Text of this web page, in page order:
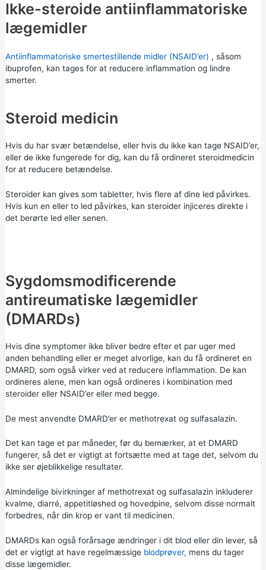
Ikke-steroide antiinflammatoriske
lægemidler
Antiinflammatoriske smertestillende midler (NSAID’er) , såsom
ibuprofen, kan tages for at reducere inflammation og lindre
smerter.
Steroid medicin
Hvis du har svær betændelse, eller hvis du ikke kan tage NSAID’er,
eller de ikke fungerede for dig, kan du få ordineret steroidmedicin
for at reducere betændelse.
Steroider kan gives som tabletter, hvis flere af dine led påvirkes.
Hvis kun en eller to led påvirkes, kan steroider injiceres direkte i
det berørte led eller senen.
Sygdomsmodificerende
antireumatiske lægemidler
(DMARDs)
Hvis dine symptomer ikke bliver bedre efter et par uger med
anden behandling eller er meget alvorlige, kan du få ordineret en
DMARD, som også virker ved at reducere inflammation. De kan
ordineres alene, men kan også ordineres i kombination med
steroider eller NSAID’er eller med begge.
De mest anvendte DMARD’er er methotrexat og sulfasalazin.
Det kan tage et par måneder, før du bemærker, at et DMARD
fungerer, så det er vigtigt at fortsætte med at tage det, selvom du
ikke ser øjeblikkelige resultater.
Almindelige bivirkninger af methotrexat og sulfasalazin inkluderer
kvalme, diarré, appetitløshed og hovedpine, selvom disse normalt
forbedres, når din krop er vant til medicinen.
DMARDs kan også forårsage ændringer i dit blod eller din lever, så
det er vigtigt at have regelmæssige blodprøver, mens du tager
disse lægemidler.